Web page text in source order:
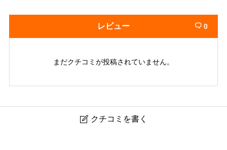
レビュー  0
まだクチコミが投稿されていません。
 クチコミを書く